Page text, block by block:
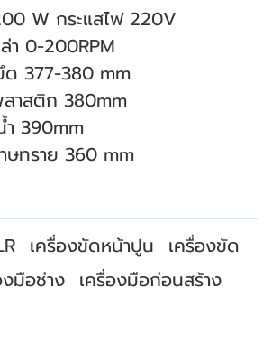
W กระแสไฟ 220V
า 0-200RPM
377-380 mm
าสติก 380mm
390mm
ษทราย 360 mm
เครื่องขัดหน้าปูน เครื่องขัด
งมือช่าง เครื่องมือก่อนสร้าง